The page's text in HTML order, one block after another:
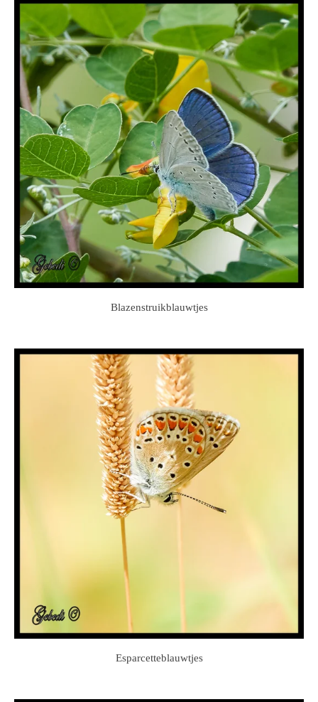
Blazenstruikblauwtjes
Esparcetteblauwtjes